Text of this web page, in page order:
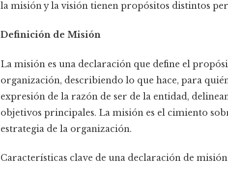
la misión y la visión tienen propósitos distintos
Definición de Misión
La misión es una declaración que define el
organización, describiendo lo que hace, para
expresión de la razón de ser de la entidad,
objetivos principales. La misión es el cimiento
estrategia de la organización.
Características clave de una declaración de